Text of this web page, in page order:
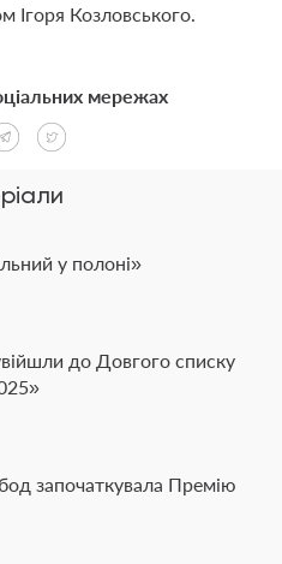
Ігоря Коз­лов­ського.
у полоні»
до Довгого списку
започаткувала Премію
мережах